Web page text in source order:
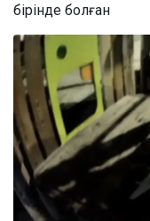
бірінде болған